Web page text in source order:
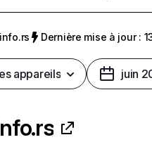
Dernière mise à jour :
appareils juin